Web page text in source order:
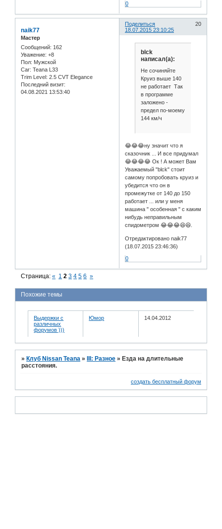
0
Поделиться
20
18.07.2015 23:10:25
naik77
Мастер
Сообщений: 162
Уважение: +8
Пол: Мужской
Car: Teana L33
Trim Level: 2.5 CVT Elegance
Последний визит:
04.08.2021 13:53:40
blck
написал(а):
Не сочиняйте
Круиз выше 140
не работает Так
в программе
заложено -
предел по-моему
144 км/ч
😂😂😂ну значит что я
сказочник ... И все придумал
😂😂😂😂 Ок ! А может Вам
Уважаемый "blck" стоит
самому попробовать круиз и
убедится что он в
промежутке от 140 до 150
работает ... или у меня
машина " особенная " с каким
нибудь неправильным
спидометром 😂😂😂😆😆.
Отредактировано naik77
(18.07.2015 23:46:36)
0
Страница:« 1 2 3 4 5 6 »
Похожие темы
Выдержки с
различных
форумов )))
Юмор 14.04.2012
» Клуб Nissan Teana » III: Разное » Езда на длительные
расстояния.
создать бесплатный форум